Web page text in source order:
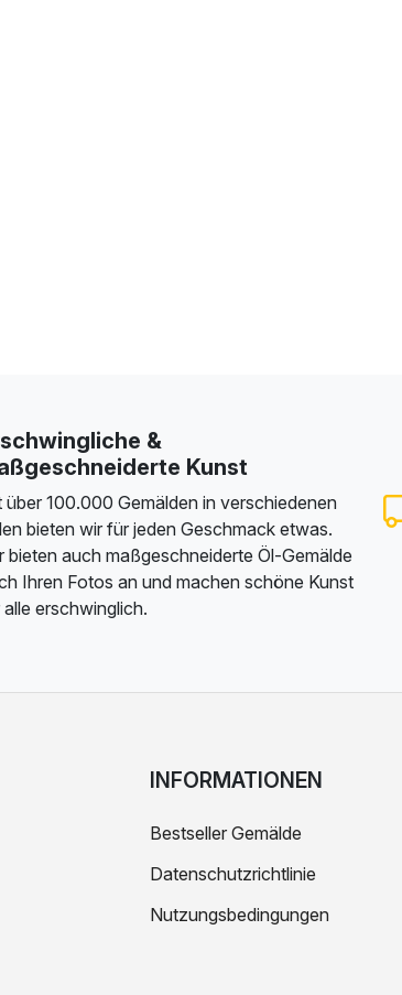
&
Kunst
über 100.000 Gemälden in verschiedenen
bieten wir für jeden Geschmack etwas.
bieten auch maßgeschneiderte Öl-Gemälde
Ihren Fotos an und machen schöne Kunst
erschwinglich.
INFORMATIONEN
Bestseller Gemälde
Datenschutzrichtlinie
Nutzungsbedingungen